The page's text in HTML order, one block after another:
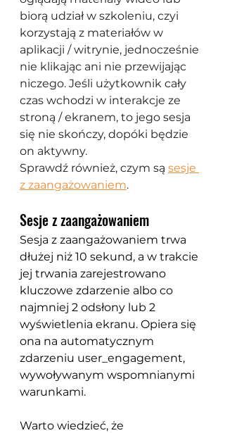
biorą udział w szkoleniu, czyi
korzystają z materiałów w
aplikacji / witrynie, jednocześnie
nie klikając ani nie przewijając
niczego. Jeśli użytkownik cały
czas wchodzi w interakcje ze
stroną / ekranem, to jego sesja
się nie skończy, dopóki będzie
on aktywny.
Sprawdź również, czym są sesje
z zaangażowaniem.
Sesje z zaangażowaniem
Sesja z zaangażowaniem trwa
dłużej niż 10 sekund, a w trakcie
jej trwania zarejestrowano
kluczowe zdarzenie albo co
najmniej 2 odsłony lub 2
wyświetlenia ekranu. Opiera się
ona na automatycznym
zdarzeniu user_engagement,
wywoływanym wspomnianymi
warunkami.
Warto wiedzieć, że